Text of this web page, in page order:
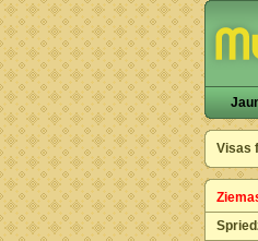
Visas